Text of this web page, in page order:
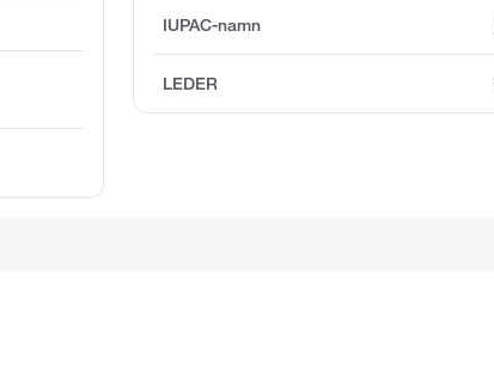
IUPAC-namn
LEDER